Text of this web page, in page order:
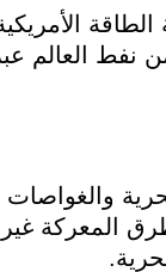
يمر نحو ثمانية عشر مليون برميل ونصف من النفط يومياً أي حوالي 30٪ من نفط العالم
والغواصات
المعركة غير